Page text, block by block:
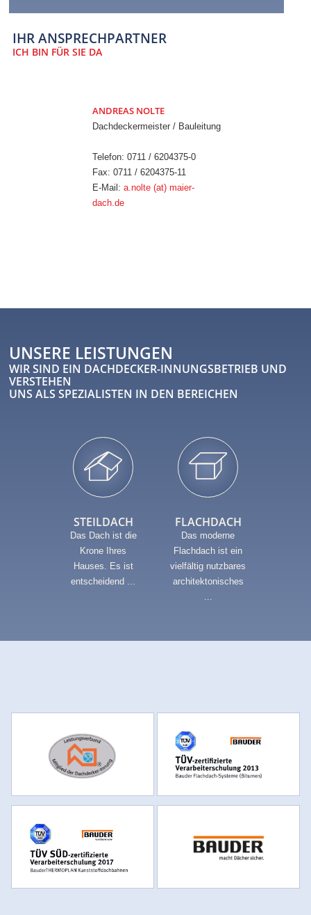
IHR ANSPRECHPARTNER
ICH BIN FÜR SIE DA
ANDREAS NOLTE
Dachdeckermeister / Bauleitung
Telefon: 0711 / 6204375-0
Fax: 0711 / 6204375-11
E-Mail: a.nolte (at) maier-
dach.de
UNSERE LEISTUNGEN
WIR SIND EIN DACHDECKER-INNUNGSBETRIEB UND
VERSTEHEN
UNS ALS SPEZIALISTEN IN DEN BEREICHEN
STEILDACH
Das Dach ist die
Krone Ihres
Hauses. Es ist
entscheidend ...
FLACHDACH
Das moderne
Flachdach ist ein
vielfältig nutzbares
architektonisches
...